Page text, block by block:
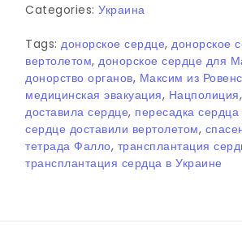
Categories: Украина
Tags: донорское сердце, донорское
вертолетом, донорское сердце для
донорство органов, Максим из
медицинская эвакуация, Нацполиция,
доставила сердце, пересадка сердца
сердце доставили вертолетом,
тетрада Фалло, трансплантация
трансплантация сердца в Украине